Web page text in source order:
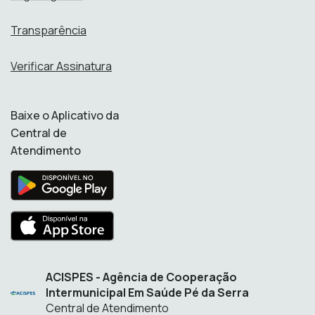
Transparência
Verificar Assinatura
Baixe o Aplicativo da
Central de
Atendimento
ACISPES - Agência de Cooperação
Intermunicipal Em Saúde Pé da Serra
Central de Atendimento